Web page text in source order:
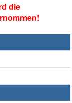
die